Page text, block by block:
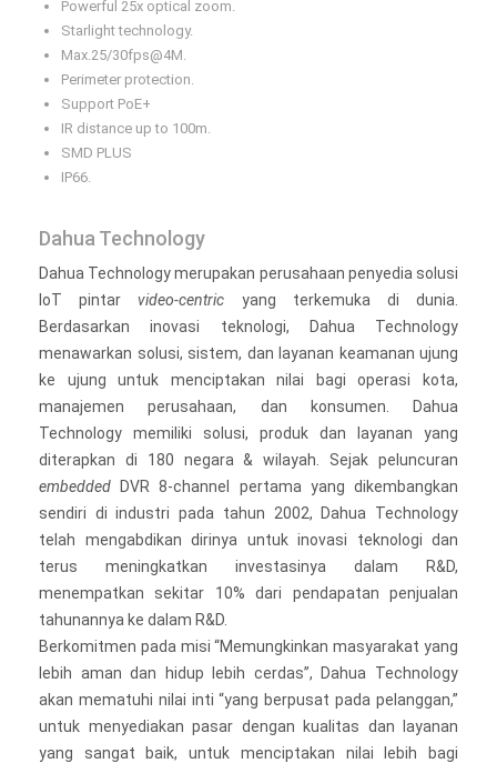
Powerful 25x optical zoom.
Starlight technology.
Max.25/30fps@4M.
Perimeter protection.
Support PoE+
IR distance up to 100m.
SMD PLUS
IP66.
Dahua Technology
Dahua Technology merupakan perusahaan penyedia solusi
IoT pintarvideo-centric yang terkemuka di dunia.
Berdasarkan inovasi teknologi, Dahua Technology
menawarkan solusi, sistem, dan layanan keamanan ujung
ke ujung untuk menciptakan nilai bagi operasi kota,
manajemen perusahaan, dan konsumen. Dahua
Technology memiliki solusi, produk dan layanan yang
diterapkan di 180 negara & wilayah. Sejak peluncuran
embedded DVR 8-channel pertama yang dikembangkan
sendiri di industri pada tahun 2002, Dahua Technology
telah mengabdikan dirinya untuk inovasi teknologi dan
terus meningkatkan investasinya dalam R&D,
menempatkan sekitar 10% dari pendapatan penjualan
tahunannya ke dalam R&D.
Berkomitmen pada misi “Memungkinkan masyarakat yang
lebih aman dan hidup lebih cerdas”, Dahua Technology
akan mematuhi nilai inti “yang berpusat pada pelanggan,”
untuk menyediakan pasar dengan kualitas dan layanan
yang sangat baik, untuk menciptakan nilai lebih bagi